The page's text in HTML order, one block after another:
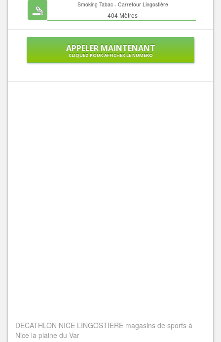
Smoking Tabac - Carrefour Lingostière
404 Mètres
APPELER MAINTENANT
CLIQUEZ POUR AFFICHER LE NUMÉRO
DECATHLON NICE LINGOSTIERE magasins de sports à
Nice la plaine du Var